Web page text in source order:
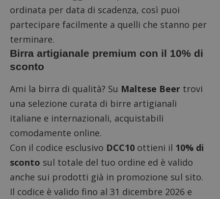
ordinata per data di scadenza, così puoi
partecipare facilmente a quelli che stanno per
terminare.
Birra artigianale premium con il 10% di
sconto
Ami la birra di qualità? Su Maltese Beer trovi
una selezione curata di birre artigianali
italiane e internazionali, acquistabili
comodamente online.
Con il codice esclusivo DCC10 ottieni il 10% di
sconto sul totale del tuo ordine ed è valido
anche sui prodotti già in promozione sul sito.
Il codice è valido fino al 31 dicembre 2026 e